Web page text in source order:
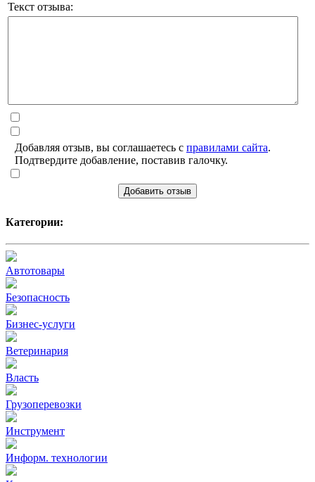
Текст отзыва:
Добавляя отзыв, вы соглашаетесь с правилами сайта.
Подтвердите добавление, поставив галочку.
Добавить отзыв
Категории:
Автотовары
Безопасность
Бизнес-услуги
Ветеринария
Власть
Грузоперевозки
Инструмент
Информ. технологии